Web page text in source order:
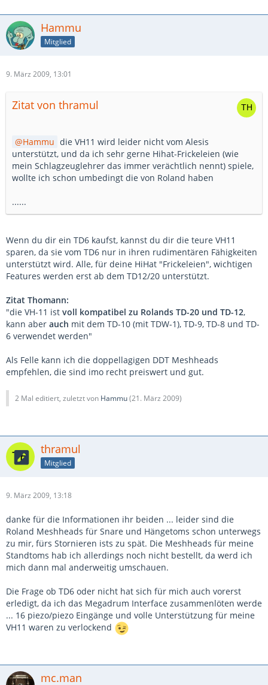
Hammu
Mitglied
9. März 2009, 13:01
Zitat von thramul
Hammu die VH11 wird leider nicht vom Alesis
unterstützt, und da ich sehr gerne Hihat-Frickeleien (wie
mein Schlagzeuglehrer das immer verächtlich nennt) spiele,
wollte ich schon umbedingt die von Roland haben
......
Wenn du dir ein TD6 kaufst, kannst du dir die teure VH11
sparen, da sie vom TD6 nur in ihren rudimentären Fähigkeiten
unterstützt wird. Alle, für deine HiHat "Frickeleien", wichtigen
Features werden erst ab dem TD12/20 unterstützt.
Zitat Thomann:
"die VH-11 ist voll kompatibel zu Rolands TD-20 und TD-12,
kann aber auch mit dem TD-10 (mit TDW-1), TD-9, TD-8 und TD-
6 verwendet werden"
Als Felle kann ich die doppellagigen DDT Meshheads
empfehlen, die sind imo recht preiswert und gut.
2 Mal editiert, zuletzt von Hammu(21. März 2009)
thramul
Mitglied
9. März 2009, 13:18
danke für die Informationen ihr beiden ... leider sind die
Roland Meshheads für Snare und Hängetoms schon unterwegs
zu mir, fürs Stornieren ists zu spät. Die Meshheads für meine
Standtoms hab ich allerdings noch nicht bestellt, da werd ich
mich dann mal anderweitig umschauen.
Die Frage ob TD6 oder nicht hat sich für mich auch vorerst
erledigt, da ich das Megadrum Interface zusammenlöten werde
... 16 piezo/piezo Eingänge und volle Unterstützung für meine
VH11 waren zu verlockend
mc.man